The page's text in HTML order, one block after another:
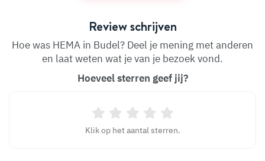
Review schrijven
Hoe was HEMA in Budel? Deel je mening met anderen
en laat weten wat je van je bezoek vond.
Hoeveel sterren geef jij?
Klik op het aantal sterren.